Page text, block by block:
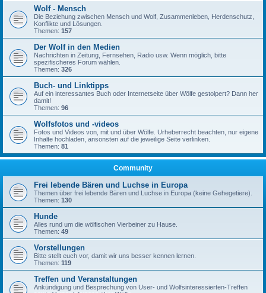
Wolf - Mensch
Die Beziehung zwischen Mensch und Wolf, Zusammenleben, Herdenschutz,
Konflikte und Lösungen.
Themen: 157
Der Wolf in den Medien
Nachrichten in Zeitung, Fernsehen, Radio usw. Wenn möglich, bitte
spezifischeres Forum wählen.
Themen: 326
Buch- und Linktipps
Auf ein interessantes Buch oder Internetseite über Wölfe gestolpert? Dann her
damit!
Themen: 96
Wolfsfotos und -videos
Fotos und Videos von, mit und über Wölfe. Urheberrecht beachten, nur eigene
Inhalte hochladen, ansonsten auf die jeweilige Seite verlinken.
Themen: 81
Community
Frei lebende Bären und Luchse in Europa
Themen über frei lebende Bären und Luchse in Europa (keine Gehegetiere).
Themen: 130
Hunde
Alles rund um die wölfischen Vierbeiner zu Hause.
Themen: 49
Vorstellungen
Bitte stellt euch vor, damit wir uns besser kennen lernen.
Themen: 119
Treffen und Veranstaltungen
Ankündigung und Besprechung von User- und Wolfsinteressierten-Treffen